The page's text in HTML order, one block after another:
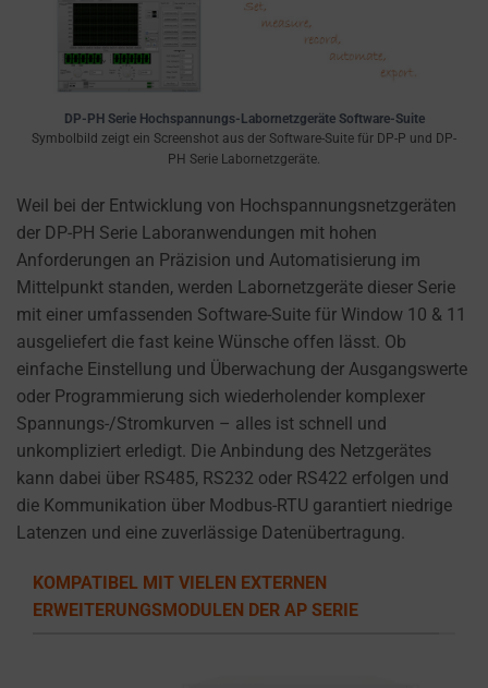
DP-PH Serie Hochspannungs-Labornetzgeräte Software-Suite
Symbolbild zeigt ein Screenshot aus der Software-Suite für DP-P und DP-
PH Serie Labornetzgeräte.
Weil bei der Entwicklung von Hochspannungsnetzgeräten
der DP-PH Serie Laboranwendungen mit hohen
Anforderungen an Präzision und Automatisierung im
Mittelpunkt standen, werden Labornetzgeräte dieser Serie
mit einer umfassenden Software-Suite für Window 10 & 11
ausgeliefert die fast keine Wünsche offen lässt. Ob
einfache Einstellung und Überwachung der Ausgangswerte
oder Programmierung sich wiederholender komplexer
Spannungs-/Stromkurven – alles ist schnell und
unkompliziert erledigt. Die Anbindung des Netzgerätes
kann dabei über RS485, RS232 oder RS422 erfolgen und
die Kommunikation über Modbus-RTU garantiert niedrige
Latenzen und eine zuverlässige Datenübertragung.
KOMPATIBEL MIT VIELEN EXTERNEN
ERWEITERUNGSMODULEN DER AP SERIE
stored
cookies
whenever
you
choose.
For
more
details
on
how
website
uses
cookies